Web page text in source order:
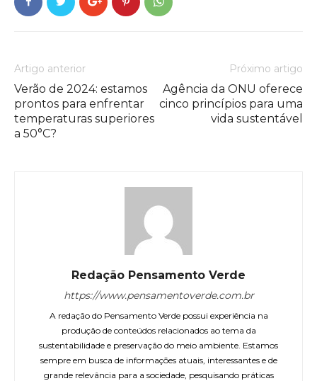
Artigo anterior
Verão de 2024: estamos
prontos para enfrentar
temperaturas superiores
a 50°C?
Próximo artigo
Agência da ONU oferece
cinco princípios para uma
vida sustentável
Redação Pensamento Verde
https://www.pensamentoverde.com.br
A redação do Pensamento Verde possui experiência na
produção de conteúdos relacionados ao tema da
sustentabilidade e preservação do meio ambiente. Estamos
sempre em busca de informações atuais, interessantes e de
grande relevância para a sociedade, pesquisando práticas